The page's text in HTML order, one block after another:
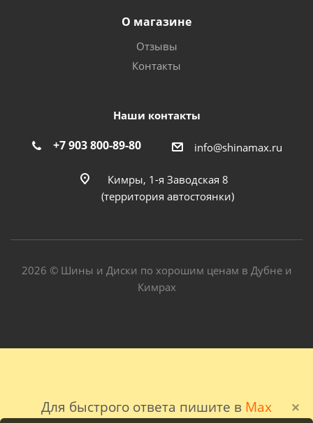
Для быстрого ответа пишите в Max
О магазине
Отзывы
Контакты
Наши контакты
+7 903 800-89-80 info@shinamax.ru
Кимры, 1-я Заводская 8
(территория автостоянки)
2026 © Шины и Диски по хорошим ценам в Дубне и
Кимрах